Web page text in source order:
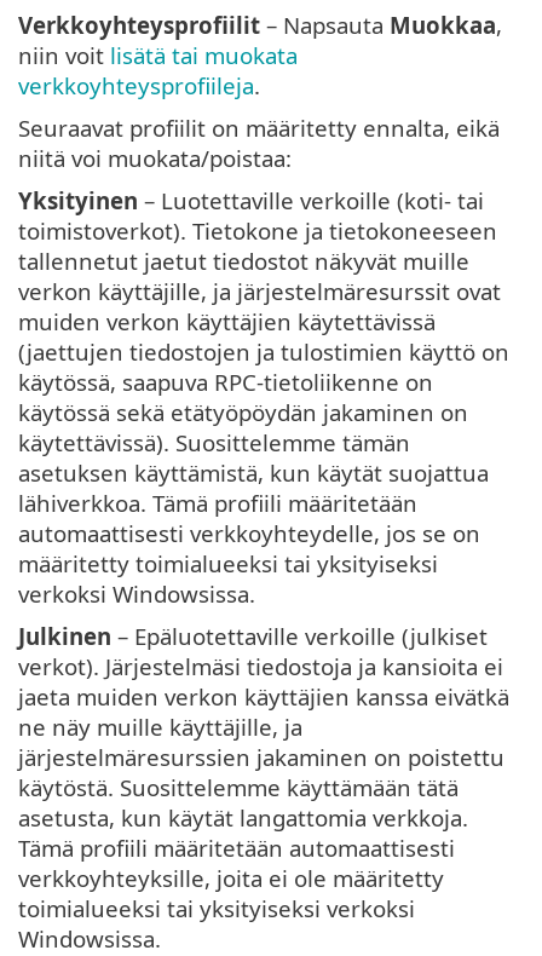
Verkkoyhteysprofiilit – Napsauta Muokkaa,
niin voit lisätä tai muokata
verkkoyhteysprofiileja.
Seuraavat profiilit on määritetty ennalta, eikä
niitä voi muokata/poistaa:
Yksityinen – Luotettaville verkoille (koti- tai
toimistoverkot). Tietokone ja tietokoneeseen
tallennetut jaetut tiedostot näkyvät muille
verkon käyttäjille, ja järjestelmäresurssit ovat
muiden verkon käyttäjien käytettävissä
(jaettujen tiedostojen ja tulostimien käyttö on
käytössä, saapuva RPC-tietoliikenne on
käytössä sekä etätyöpöydän jakaminen on
käytettävissä). Suosittelemme tämän
asetuksen käyttämistä, kun käytät suojattua
lähiverkkoa. Tämä profiili määritetään
automaattisesti verkkoyhteydelle, jos se on
määritetty toimialueeksi tai yksityiseksi
verkoksi Windowsissa.
Julkinen – Epäluotettaville verkoille (julkiset
verkot). Järjestelmäsi tiedostoja ja kansioita ei
jaeta muiden verkon käyttäjien kanssa eivätkä
ne näy muille käyttäjille, ja
järjestelmäresurssien jakaminen on poistettu
käytöstä. Suosittelemme käyttämään tätä
asetusta, kun käytät langattomia verkkoja.
Tämä profiili määritetään automaattisesti
verkkoyhteyksille, joita ei ole määritetty
toimialueeksi tai yksityiseksi verkoksi
Windowsissa.